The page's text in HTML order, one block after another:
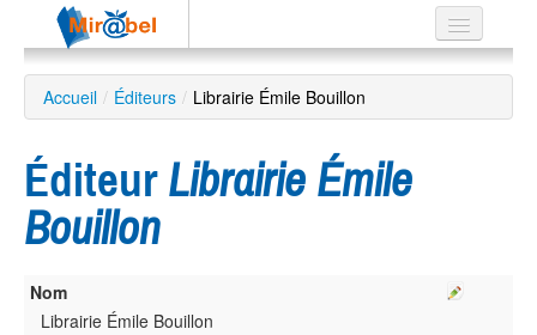
Le réseau
Soutien
Listes
Recherche
avancée
Accueil / Éditeurs / Librairie Émile Bouillon
Éditeur Librairie Émile
Bouillon
Nom
Librairie Émile Bouillon